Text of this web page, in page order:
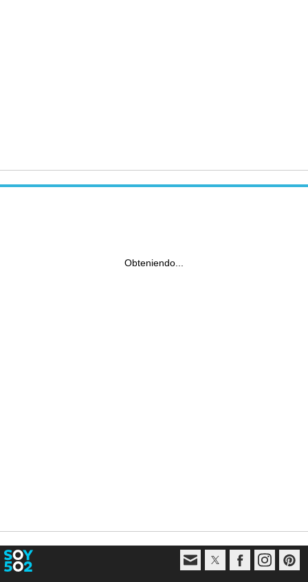
Obteniendo...